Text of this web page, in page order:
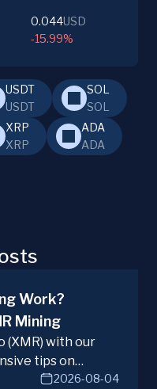
0.044USD
-15.99%
USDT
USDT
SOL
SOL
XRP
XRP
ADA
ADA
Work?
Mining
(XMR) with our
tips on
for
2026-08-04